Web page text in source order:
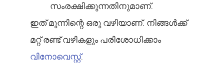
സംരക്ഷിക്കുന്നതിനുമാണ്.
ഇത് മൂന്നിന്റെ ഒരു വഴിയാണ്. നിങ്ങൾക്ക്
മറ്റ് രണ്ട് വഴികളും പരിശോധിക്കാം
വിനോവെസ്റ്റ്.